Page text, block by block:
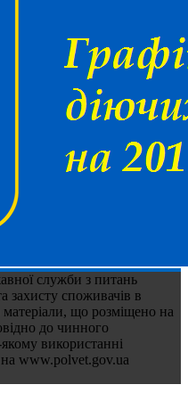
служби з питань
захисту споживачів в
матеріали, що розміщено на
до чинного
використанні
на www.polvet.gov.ua